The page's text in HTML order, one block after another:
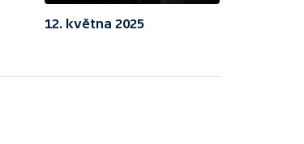
12. května 2025